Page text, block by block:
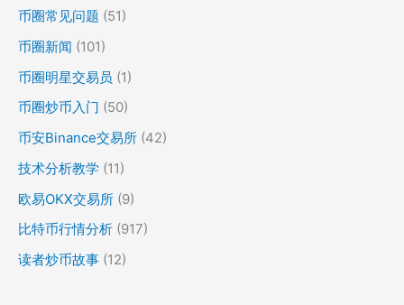
币圈常见问题 (51)
币圈新闻 (101)
币圈明星交易员 (1)
币圈炒币入门 (50)
币安Binance交易所 (42)
技术分析教学 (11)
欧易OKX交易所 (9)
比特币行情分析 (917)
读者炒币故事 (12)